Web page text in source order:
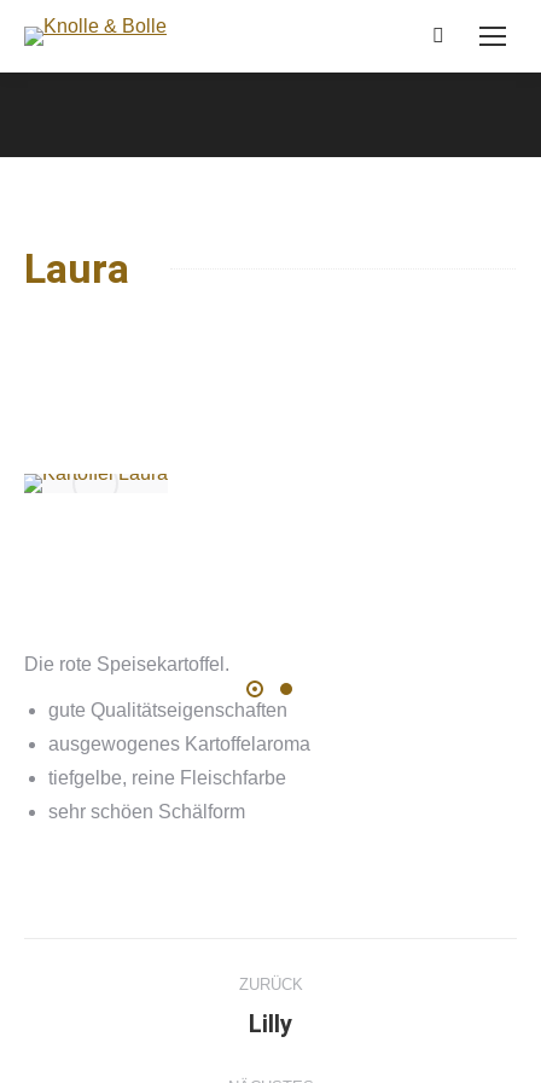
Search:
Laura
Die rote Speisekartoffel.
gute Qualitätseigenschaften
ausgewogenes Kartoffelaroma
tiefgelbe, reine Fleischfarbe
sehr schöen Schälform
ZURÜCK
Previous
Lilly